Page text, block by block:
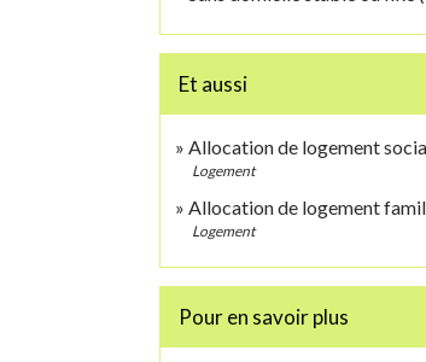
Et aussi
Allocation de logement
Logement
Allocation de logement
Logement
Pour en savoir plus